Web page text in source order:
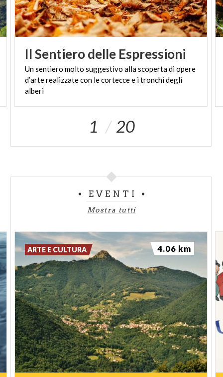
IlSentierodelle Espressioni
Un sentiero molto suggestivo alla scoperta di opere
d’arte realizzate con le cortecce e i tronchi degli
alberi
1 20
EVENTI
Mostra tutti
ARTE E CULTURA 4.06 km